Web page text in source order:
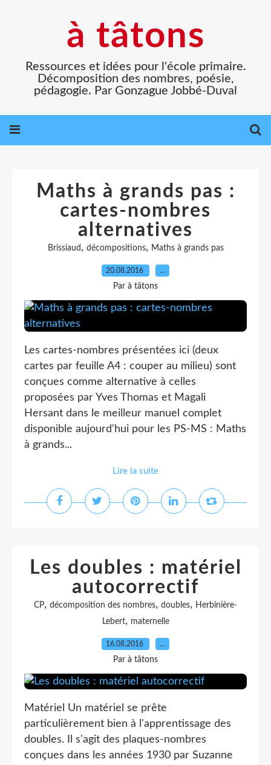
à tâtons
Ressources et idées pour l'école primaire.
Décomposition des nombres, poésie,
pédagogie. Par Gonzague Jobbé-Duval
Maths à grands pas :
cartes-nombres
alternatives
Brissiaud , décompositions, Maths à grands pas
20.08.2016 …
Par à tâtons
Les cartes-nombres présentées ici (deux
cartes par feuille A4 : couper au milieu) sont
conçues comme alternative à celles
proposées par Yves Thomas et Magali
Hersant dans le meilleur manuel complet
disponible aujourd'hui pour les PS-MS : Maths
à grands...
Lire la suite
Les doubles : matériel
autocorrectif
CP, décomposition des nombres, doubles, Herbinière-
Lebert, maternelle
16.08.2016 …
Par à tâtons
Matériel Un matériel se prête
particulièrement bien à l'apprentissage des
doubles. Il s'agit des plaques-nombres
conçues dans les années 1930 par Suzanne